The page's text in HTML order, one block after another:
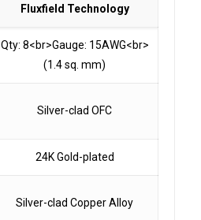
Fluxfield Technology
Qty: 8<br>Gauge: 15AWG<br>
(1.4 sq. mm)
Silver-clad OFC
24K Gold-plated
Silver-clad Copper Alloy